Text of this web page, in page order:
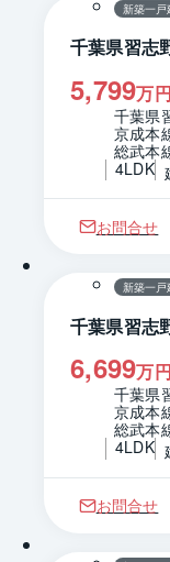
新築一戸
千葉県習志
5,799万円
千葉県
京成本
総武本
4LDK
お問合せ
新築一戸
千葉県習志
6,699万円
千葉県
京成本
総武本
4LDK
お問合せ